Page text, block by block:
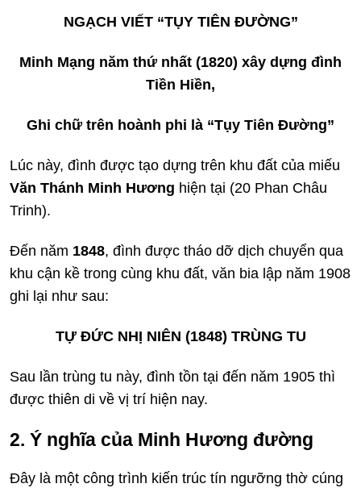
NGẠCH VIẾT “TỤY TIÊN ĐƯỜNG”
Minh Mạng năm thứ nhất (1820) xây dựng đình
Tiền Hiền,
Ghi chữ trên hoành phi là “Tụy Tiên Đường”
Lúc này, đình được tạo dựng trên khu đất của miếu
Văn Thánh Minh Hương hiện tại (20 Phan Châu
Trinh).
Đến năm 1848, đình được tháo dỡ dịch chuyển qua
khu cận kề trong cùng khu đất, văn bia lập năm 1908
ghi lại như sau:
TỰ ĐỨC NHỊ NIÊN (1848) TRÙNG TU
Sau lần trùng tu này, đình tồn tại đến năm 1905 thì
được thiên di về vị trí hiện nay.
2. Ý nghĩa của Minh Hương đường
Đây là một công trình kiến trúc tín ngưỡng thờ cúng